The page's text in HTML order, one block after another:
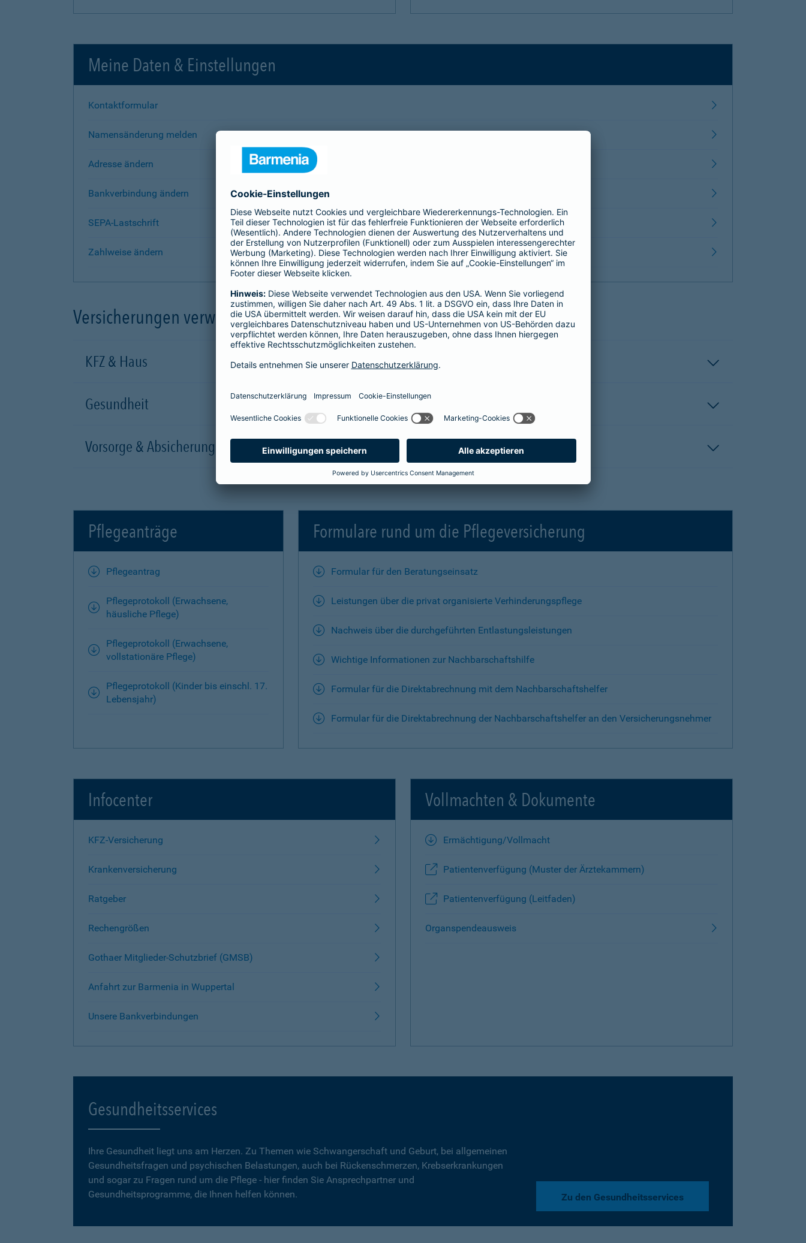
Meine Daten & Einstellungen
Kontaktformular
Namensänderung melden
Adresse ändern
Bankverbindung ändern
SEPA-Lastschrift
Zahlweise ändern
Versicherungen verwalten
KFZ & Haus
Gesundheit
Vorsorge & Absicherung
Pflegeanträge
Pflegeantrag
Pflegeprotokoll (Erwachsene,
häusliche Pflege)
Pflegeprotokoll (Erwachsene,
vollstationäre Pflege)
Pflegeprotokoll (Kinder bis einschl. 17.
Lebensjahr)
Formulare rund um die Pflegeversicherung
Formular für den Beratungseinsatz
Leistungen über die privat organisierte Verhinderungspflege
Nachweis über die durchgeführten Entlastungsleistungen
Wichtige Informationen zur Nachbarschaftshilfe
Formular für die Direktabrechnung mit dem Nachbarschaftshelfer
Formular für die Direktabrechnung der Nachbarschaftshelfer an den Versicherungsnehmer
Infocenter
KFZ-Versicherung
Krankenversicherung
Ratgeber
Rechengrößen
Gothaer Mitglieder-Schutzbrief (GMSB)
Anfahrt zur Barmenia in Wuppertal
Unsere Bankverbindungen
Vollmachten & Dokumente
Ermächtigung/Vollmacht
Patientenverfügung (Muster der Ärztekammern)
Patientenverfügung (Leitfaden)
Organspendeausweis
Gesundheitsservices
Ihre Gesundheit liegt uns am Herzen. Zu Themen wie Schwangerschaft und Geburt, bei allgemeinen
Gesundheitsfragen und psychischen Belastungen, auch bei Rückenschmerzen, Krebserkrankungen
und sogar zu Fragen rund um die Pflege - hier finden Sie Ansprechpartner und
Gesundheitsprogramme, die Ihnen helfen können.
Zu den Gesundheitsservices